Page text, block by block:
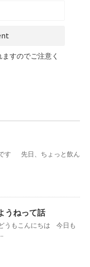
すのでご注意く
す 先日、ちょっと飲ん
うねって話
うもこんにちは 今日も